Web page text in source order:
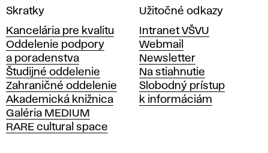
V
s
o
k
á
š
k
o
l
Skratky
Kancelária pre kvalitu
Oddelenie podpory
a poradenstva
Študijné oddelenie
Zahraničné oddelenie
Akademická knižnica
Galéria MEDIUM
RARE cultural space
Užitočné odkazy
Intranet VŠVU
Webmail
Newsletter
Na stiahnutie
Slobodný prístup
k informáciám